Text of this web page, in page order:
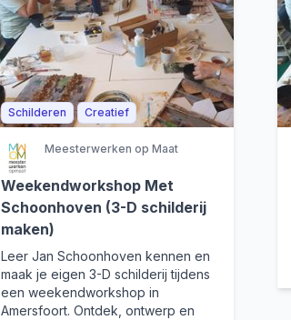
Schilderen Creatief
Meesterwerken op Maat
Weekendworkshop Met
Schoonhoven (3-D schilderij
maken)
Leer Jan Schoonhoven kennen en
maak je eigen 3-D schilderij tijdens
een weekendworkshop in
Amersfoort. Ontdek, ontwerp en